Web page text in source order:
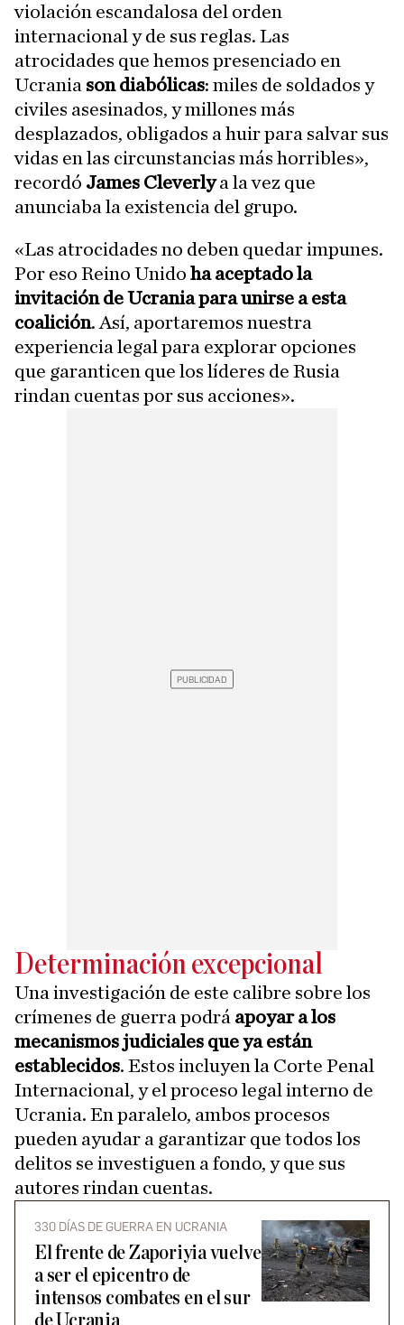
violación escandalosa del orden
internacional y de sus reglas. Las
atrocidades que hemos presenciado en
Ucrania son diabólicas: miles de soldados y
civiles asesinados, y millones más
desplazados, obligados a huir para salvar sus
vidas en las circunstancias más horribles»,
recordó James Cleverlya la vez que
anunciaba la existencia del grupo.
«Las atrocidades no deben quedar impunes.
Por eso Reino Unido ha aceptado la
invitación de Ucrania para unirse a esta
coalición. Así, aportaremos nuestra
experiencia legal para explorar opciones
que garanticen que los líderes de Rusia
rindan cuentas por sus acciones».
Determinación excepcional
Una investigación de este calibre sobre los
crímenes de guerra podrá apoyar a los
mecanismos judiciales que ya están
establecidos. Estos incluyen la Corte Penal
Internacional, y el proceso legal interno de
Ucrania. En paralelo, ambos procesos
pueden ayudar a garantizar que todos los
delitos se investiguen a fondo, y que sus
autores rindan cuentas.
330 DÍAS DE GUERRA EN UCRANIA
El frente de Zaporiyia vuelve
a ser el epicentro de
intensos combates en el sur